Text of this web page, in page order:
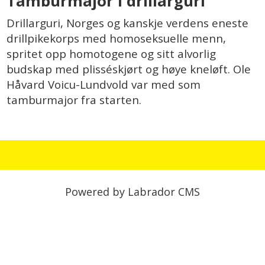
Drillarguri, Norges og kanskje verdens eneste
drillpikekorps med homoseksuelle menn,
spritet opp homotogene og sitt alvorlig
budskap med plisséskjørt og høye kneløft. Ole
Håvard Voicu-Lundvold var med som
tamburmajor fra starten.
Powered by Labrador CMS